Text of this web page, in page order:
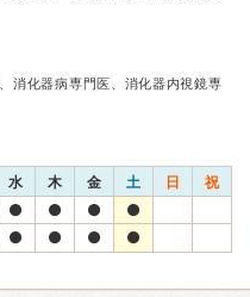
消化器病専門医、消化器内視鏡専
水 木 金 土 日 祝